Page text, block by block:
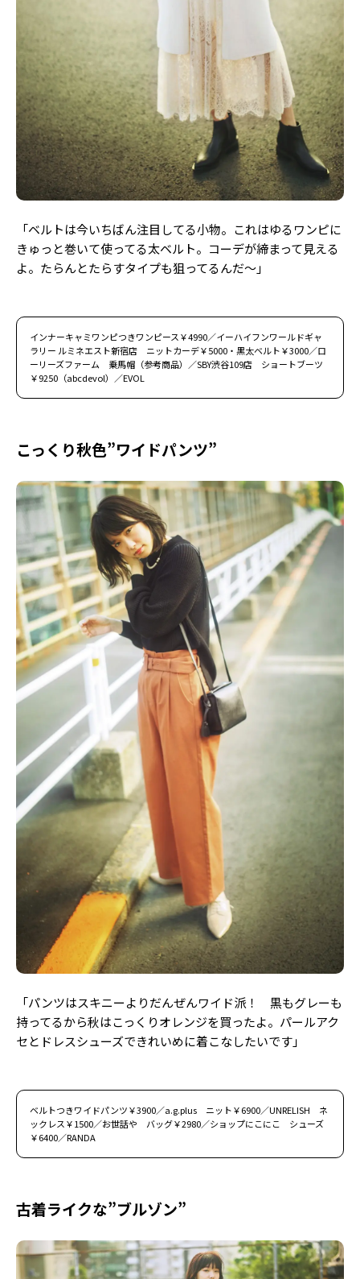
「ベルトは今いちばん注目してる小物。これはゆるワンピに
きゅっと巻いて使ってる太ベルト。コーデが締まって見える
よ。たらんとたらすタイプも狙ってるんだ～」
インナーキャミワンピつきワンピース￥4990／イーハイフンワールドギャ
ラリー ルミネエスト新宿店 ニットカーデ￥5000・黒太ベルト￥3000／ロ
ーリーズファーム 乗馬帽（参考商品）／SBY渋谷109店 ショートブーツ
￥9250（abcdevol）／EVOL
こっくり秋色”ワイドパンツ”
「パンツはスキニーよりだんぜんワイド派！ 黒もグレーも
持ってるから秋はこっくりオレンジを買ったよ。パールアク
セとドレスシューズできれいめに着こなしたいです」
ベルトつきワイドパンツ￥3900／a.g.plus ニット￥6900／UNRELISH ネ
ックレス￥1500／お世話や バッグ￥2980／ショップにこにこ シューズ
￥6400／RANDA
古着ライクな”ブルゾン”